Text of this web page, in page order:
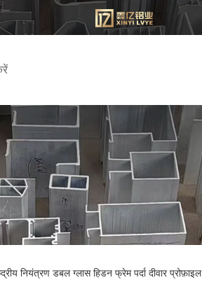
नियंत्रण डबल ग्लास हिडन फ्रेम पर्दा दीवार प्रोफ़ाइल